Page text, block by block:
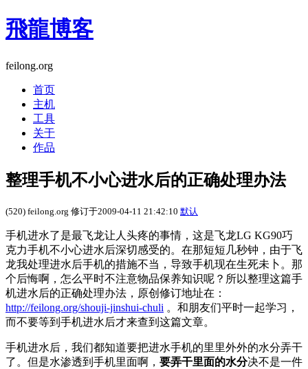
飛龍博客
feilong.org
首页
主机
工具
关于
作品
整理手机不小心进水后的正确处理办法
(520) feilong.org 修订于2009-04-11 21:42:10 默认
手机进水了是最飞龙让人头疼的事情，这是飞龙LG KG90巧
克力手机不小心进水后深切感受的。在那短短几秒钟，由于飞
龙我处理进水后手机的措施不当，导致手机现在生死未卜。那
个后悔啊，怎么平时不注意物品保养知识呢？所以整理这篇手
机进水后的正确处理办法，原创修订地址在：
http://feilong.org/shouji-jinshui-chuli 。和朋友们平时一起学习，
而不要等到手机进水后才来查到这篇文章。
手机进水后，我们都知道要把进水手机的里里外外的水分弄干
了。但是水渗透到手机里面啊， 要弄干里面的水分决不是一件